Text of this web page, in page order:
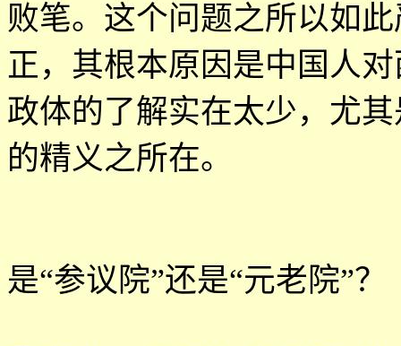
败笔。这个问题之所以如
正，其根本原因是中国人
政体的了解实在太少，尤
的精义之所在。
是“参议院”还是“元老院”？